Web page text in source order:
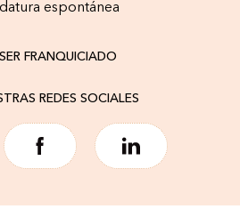
espontánea
FRANQUICIADO
REDES SOCIALES